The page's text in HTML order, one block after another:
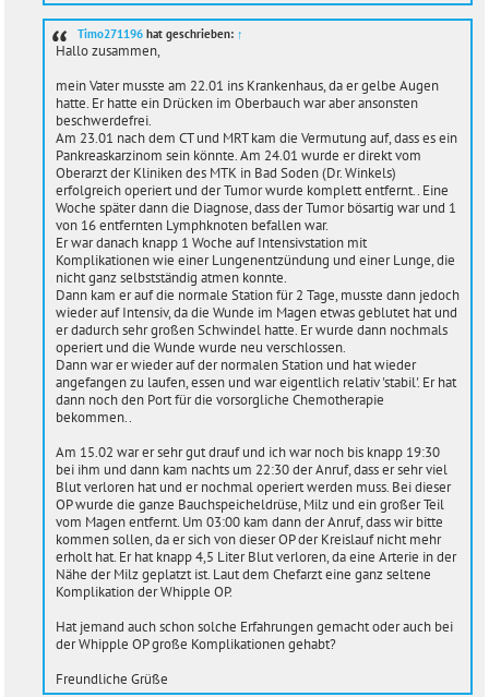
Timo271196 hat geschrieben: ↑
Hallo zusammen,
mein Vater musste am 22.01 ins Krankenhaus, da er gelbe Augen
hatte. Er hatte ein Drücken im Oberbauch war aber ansonsten
beschwerdefrei.
Am 23.01 nach dem CT und MRT kam die Vermutung auf, dass es ein
Pankreaskarzinom sein könnte. Am 24.01 wurde er direkt vom
Oberarzt der Kliniken des MTK in Bad Soden (Dr. Winkels)
erfolgreich operiert und der Tumor wurde komplett entfernt.. Eine
Woche später dann die Diagnose, dass der Tumor bösartig war und 1
von 16 entfernten Lymphknoten befallen war.
Er war danach knapp 1 Woche auf Intensivstation mit
Komplikationen wie einer Lungenentzündung und einer Lunge, die
nicht ganz selbstständig atmen konnte.
Dann kam er auf die normale Station für 2 Tage, musste dann jedoch
wieder auf Intensiv, da die Wunde im Magen etwas geblutet hat und
er dadurch sehr großen Schwindel hatte. Er wurde dann nochmals
operiert und die Wunde wurde neu verschlossen.
Dann war er wieder auf der normalen Station und hat wieder
angefangen zu laufen, essen und war eigentlich relativ 'stabil'. Er hat
dann noch den Port für die vorsorgliche Chemotherapie
bekommen..
Am 15.02 war er sehr gut drauf und ich war noch bis knapp 19:30
bei ihm und dann kam nachts um 22:30 der Anruf, dass er sehr viel
Blut verloren hat und er nochmal operiert werden muss. Bei dieser
OP wurde die ganze Bauchspeicheldrüse, Milz und ein großer Teil
vom Magen entfernt. Um 03:00 kam dann der Anruf, dass wir bitte
kommen sollen, da er sich von dieser OP der Kreislauf nicht mehr
erholt hat. Er hat knapp 4,5 Liter Blut verloren, da eine Arterie in der
Nähe der Milz geplatzt ist. Laut dem Chefarzt eine ganz seltene
Komplikation der Whipple OP.
Hat jemand auch schon solche Erfahrungen gemacht oder auch bei
der Whipple OP große Komplikationen gehabt?
Freundliche Grüße